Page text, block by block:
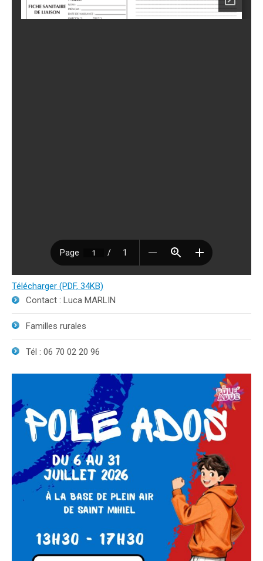
Télécharger (PDF, 34KB)
Contact : Luca MARLIN
Familles rurales
Tél : 06 70 02 20 96